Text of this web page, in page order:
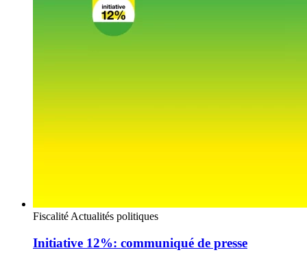
Fiscalité Actualités politiques
Initiative 12%: communiqué de presse